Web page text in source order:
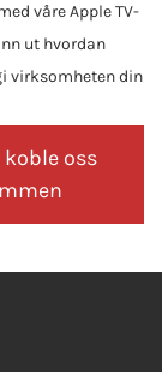
våre Apple TV-
ut hvordan
virksomheten din
koble oss